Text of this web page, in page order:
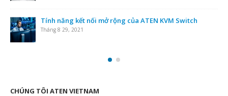
Tính năng kết nối mở rộng của ATEN KVM Switch
Tháng 8 29, 2021
CHÚNG TÔI ATEN VIETNAM